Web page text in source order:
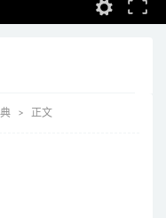
正文